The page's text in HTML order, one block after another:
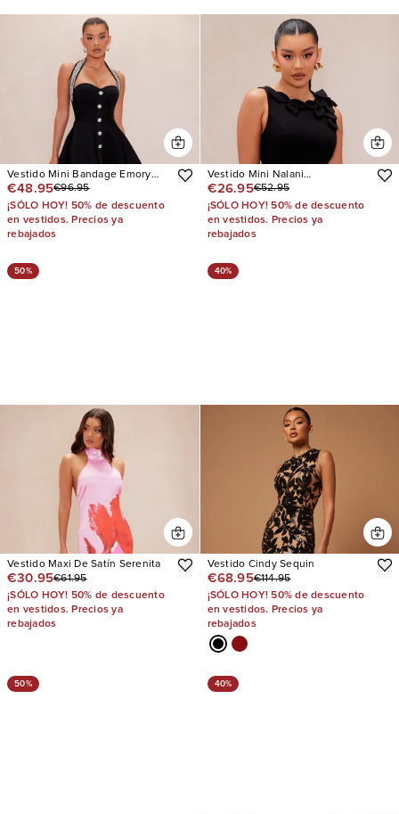
Vestido Mini Bandage Emory
Embellished
€48.95€96.95
¡SÓLO HOY! 50% de descuento
en vestidos. Precios ya
rebajados
Vestido Mini Nalani
Embroidered
€26.95€52.95
¡SÓLO HOY! 50% de descuento
en vestidos. Precios ya
rebajados
50%
Vestido Maxi De Satín Serenita
€30.95€61.95
¡SÓLO HOY! 50% de descuento
en vestidos. Precios ya
rebajados
40%
Vestido Cindy Sequin
€68.95€114.95
¡SÓLO HOY! 50% de descuento
en vestidos. Precios ya
rebajados
50% 40%